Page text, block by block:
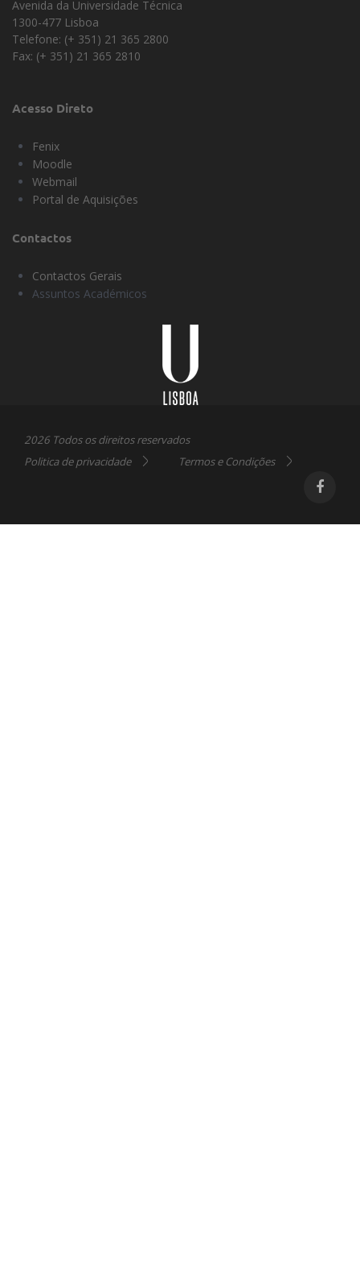
Avenida da Universidade Técnica
1300-477 Lisboa
Telefone: (+ 351) 21 365 2800
Fax: (+ 351) 21 365 2810
Acesso Direto
Fenix
Moodle
Webmail
Portal de Aquisições
Contactos
Contactos Gerais
Assuntos Académicos
2026 Todos os direitos reservados
Politica de privacidade
Termos e Condições